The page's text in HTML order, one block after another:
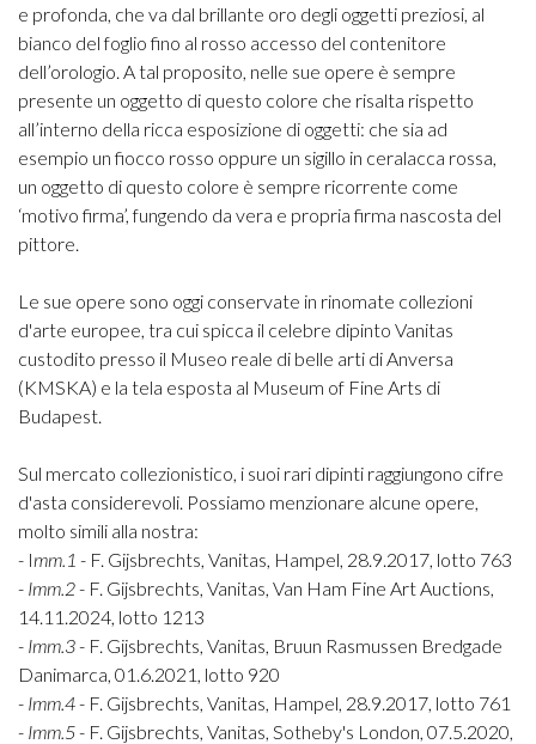
e profonda, che va dal brillante oro degli oggetti preziosi, al
bianco del foglio fino al rosso accesso del contenitore
dell’orologio. A tal proposito, nelle sue opere è sempre
presente un oggetto di questo colore che risalta rispetto
all’interno della ricca esposizione di oggetti: che sia ad
esempio un fiocco rosso oppure un sigillo in ceralacca rossa,
un oggetto di questo colore è sempre ricorrente come
‘motivo firma’, fungendo da vera e propria firma nascosta del
pittore.
Le sue opere sono oggi conservate in rinomate collezioni
d'arte europee, tra cui spicca il celebre dipinto Vanitas
custodito presso il Museo reale di belle arti di Anversa
(KMSKA) e la tela esposta al Museum of Fine Arts di
Budapest.
Sul mercato collezionistico, i suoi rari dipinti raggiungono cifre
d'asta considerevoli. Possiamo menzionare alcune opere,
molto simili alla nostra:
- Imm.1 - F. Gijsbrechts, Vanitas, Hampel, 28.9.2017, lotto 763
- Imm.2- F. Gijsbrechts, Vanitas, Van Ham Fine Art Auctions,
14.11.2024, lotto 1213
- Imm.3- F. Gijsbrechts, Vanitas, Bruun Rasmussen Bredgade
Danimarca, 01.6.2021, lotto 920
- Imm.4- F. Gijsbrechts, Vanitas, Hampel, 28.9.2017, lotto 761
- Imm.5- F. Gijsbrechts, Vanitas, Sotheby's London, 07.5.2020,